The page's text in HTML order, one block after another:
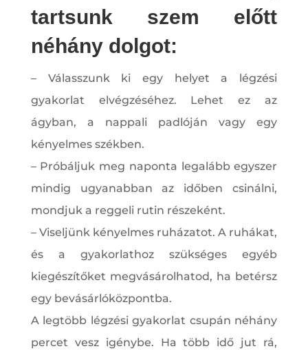
tartsunk szem előtt
néhány dolgot:
– Válasszunk ki egy helyet a légzési
gyakorlat elvégzéséhez. Lehet ez az
ágyban, a nappali padlóján vagy egy
kényelmes székben.
– Próbáljuk meg naponta legalább egyszer
mindig ugyanabban az időben csinálni,
mondjuk a reggeli rutin részeként.
– Viseljünk kényelmes ruházatot. A ruhákat,
és a gyakorlathoz szükséges egyéb
kiegészítőket megvásárolhatod, ha betérsz
egy bevásárlóközpontba.
A legtöbb légzési gyakorlat csupán néhány
percet vesz igénybe. Ha több idő jut rá,